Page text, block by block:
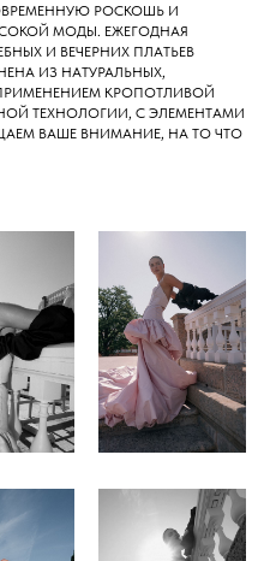
РОСКОШЬ И
МОДЫ. ЕЖЕГОДНАЯ
И ВЕЧЕРНИХ ПЛАТЬЕВ
ИЗ НАТУРАЛЬНЫХ,
КРОПОТЛИВОЙ
ТЕХНОЛОГИИ, С ЭЛЕМЕНТАМИ
ВАШЕ ВНИМАНИЕ, НА ТО ЧТО